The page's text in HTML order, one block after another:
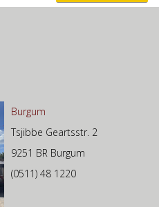
Burgum
Tsjibbe Geartsstr. 2
9251 BR Burgum
(0511) 48 1220